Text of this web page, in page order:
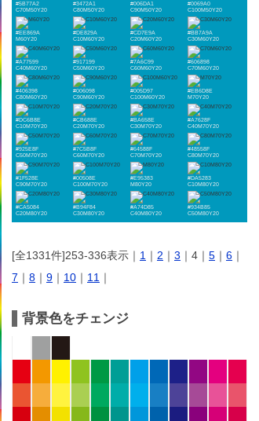
#5B77A2
C70M50Y20
#3472A1
C80M50Y20
#006DA1
C90M50Y20
#0069A0
C100M50Y20
#EE869A
M60Y20
#DE829A
C10M60Y20
#CD7E9A
C20M60Y20
#BB7A9A
C30M60Y20
#A77599
C40M60Y20
#917199
C50M60Y20
#7A6C99
C60M60Y20
#606898
C70M60Y20
#406398
C80M60Y20
#006098
C90M60Y20
#005D97
C100M60Y20
#EB6D8E
M70Y20
#DC6B8E
C10M70Y20
#CB688E
C20M70Y20
#BA658E
C30M70Y20
#A7628F
C40M70Y20
#925E8F
C50M70Y20
#7C5B8F
C60M70Y20
#64588F
C70M70Y20
#48558F
C80M70Y20
#1F528E
C90M70Y20
#00508E
C100M70Y20
#E95383
M80Y20
#DA5283
C10M80Y20
#CA5084
C20M80Y20
#B94F84
C30M80Y20
#A74D85
C40M80Y20
#934B85
C50M80Y20
[全1331件]253-336表示｜ 1 ｜ 2 ｜ 3 ｜4｜ 5 ｜ 6 ｜
7 ｜ 8 ｜ 9 ｜ 10 ｜ 11 ｜
背景色をチェンジ